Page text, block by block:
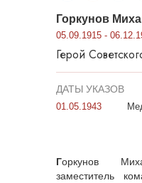
Горкунов
05.09.1915 -
Герой
ДАТЫ УКАЗОВ
01.05.1943
Горкунов
заместитель